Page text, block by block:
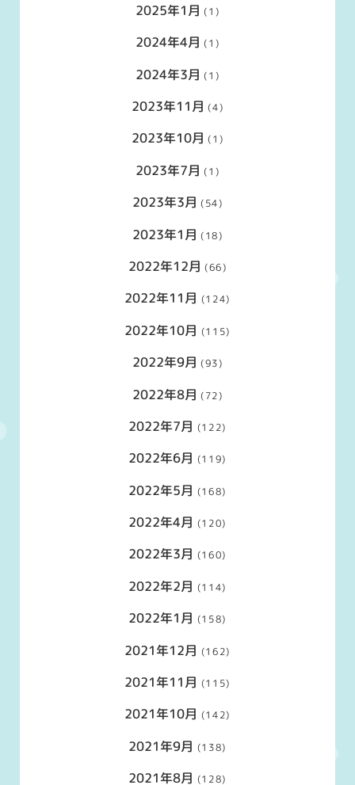
2025年1月 (1)
2024年4月 (1)
2024年3月 (1)
2023年11月 (4)
2023年10月 (1)
2023年7月 (1)
2023年3月 (54)
2023年1月 (18)
2022年12月 (66)
2022年11月 (124)
2022年10月 (115)
2022年9月 (93)
2022年8月 (72)
2022年7月 (122)
2022年6月 (119)
2022年5月 (168)
2022年4月 (120)
2022年3月 (160)
2022年2月 (114)
2022年1月 (158)
2021年12月 (162)
2021年11月 (115)
2021年10月 (142)
2021年9月 (138)
2021年8月 (128)